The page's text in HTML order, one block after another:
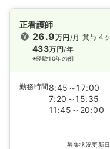
正看護師
26.9万円/月
433万円/年
※経験10年の例
賞与 4
勤務時間 8:45～17:00
7:20～15:35
11:45～20:00
募集状況更新日